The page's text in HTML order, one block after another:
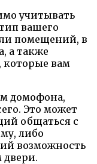
учитывать
вашего
помещений, в
а также
вам
домофона,
Это может
общаться с
либо
возможность
двери.